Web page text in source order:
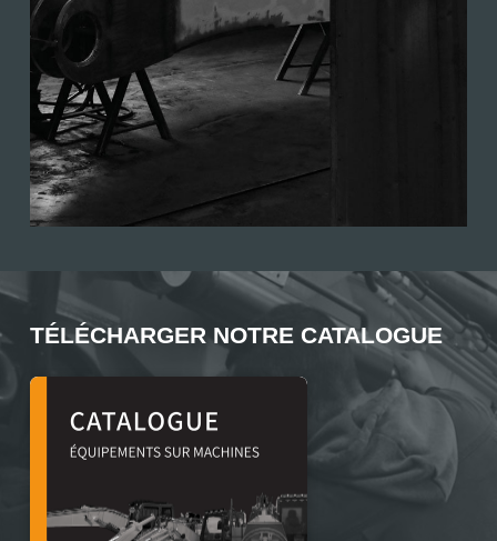
TÉLÉCHARGER NOTRE CATALOGUE